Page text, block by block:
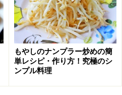
もやしのナンプラー炒めの簡
単レシピ・作り方！究極のシ
ンプル料理